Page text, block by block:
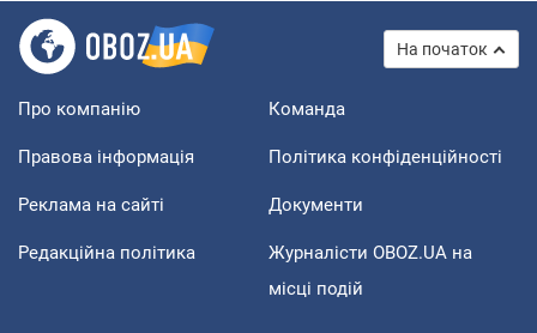
На початок
Про компанію Команда
Правова інформація Політика конфіденційності
Реклама на сайті Документи
Редакційна політика
Журналісти OBOZ.UA на
місці подій